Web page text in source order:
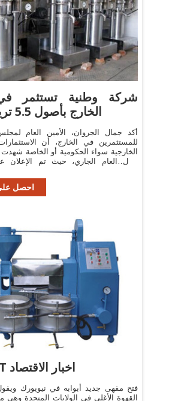
الخارج بأصول 5.5 تريليونات
أكد جمال الجروان، الأمين العام
للمستثمرين في الخارج، أن الاستثمارات
الخارجية سواء الحكومية أو الخاصة شهدت
خلال العام الجاري، حيث تم الإعلان
احصل
PANET اخبار الاقتصاد
فتح مقهى جديد أبوابه في نيويورك
القهوة الأغلى في الولايات المتحدة